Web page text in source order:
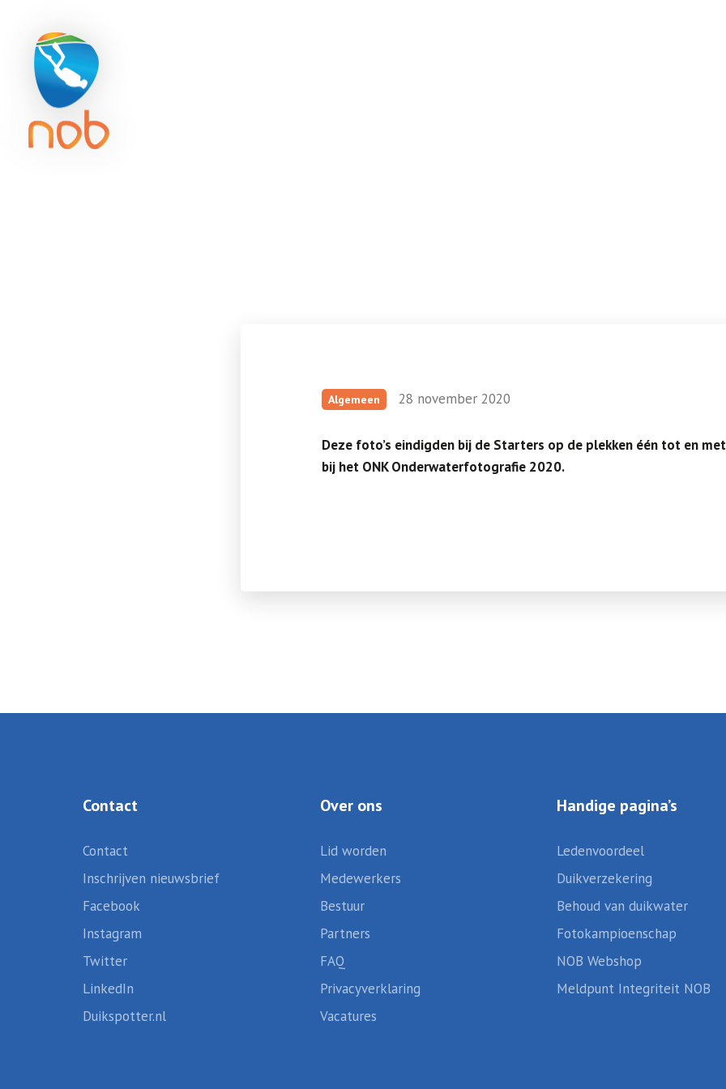
Algemeen 28 november 2020
Deze foto’s eindigden bij de Starters op de plekken één tot en
bij het ONK Onderwaterfotografie 2020.
Contact
Contact
Inschrijven nieuwsbrief
Facebook
Instagram
Twitter
LinkedIn
Duikspotter.nl
Over ons
Lid worden
Medewerkers
Bestuur
Partners
FAQ
Privacyverklaring
Vacatures
Handige pagina’s
Ledenvoordeel
Duikverzekering
Behoud van duikwater
Fotokampioenschap
NOB Webshop
Meldpunt Integriteit NOB